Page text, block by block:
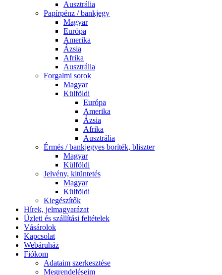
Ausztrália
Papírpénz / bankjegy
Magyar
Európa
Amerika
Ázsia
Afrika
Ausztrália
Forgalmi sorok
Magyar
Külföldi
Európa
Amerika
Ázsia
Afrika
Ausztrália
Érmés / bankjegyes boríték, bliszter
Magyar
Külföldi
Jelvény, kitüntetés
Magyar
Külföldi
Kiegészítők
Hírek, jelmagyarázat
Üzleti és szállítási feltételek
Vásárolok
Kapcsolat
Webáruház
Fiókom
Adataim szerkesztése
Megrendeléseim